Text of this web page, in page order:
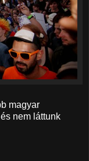
magyar
nem láttunk